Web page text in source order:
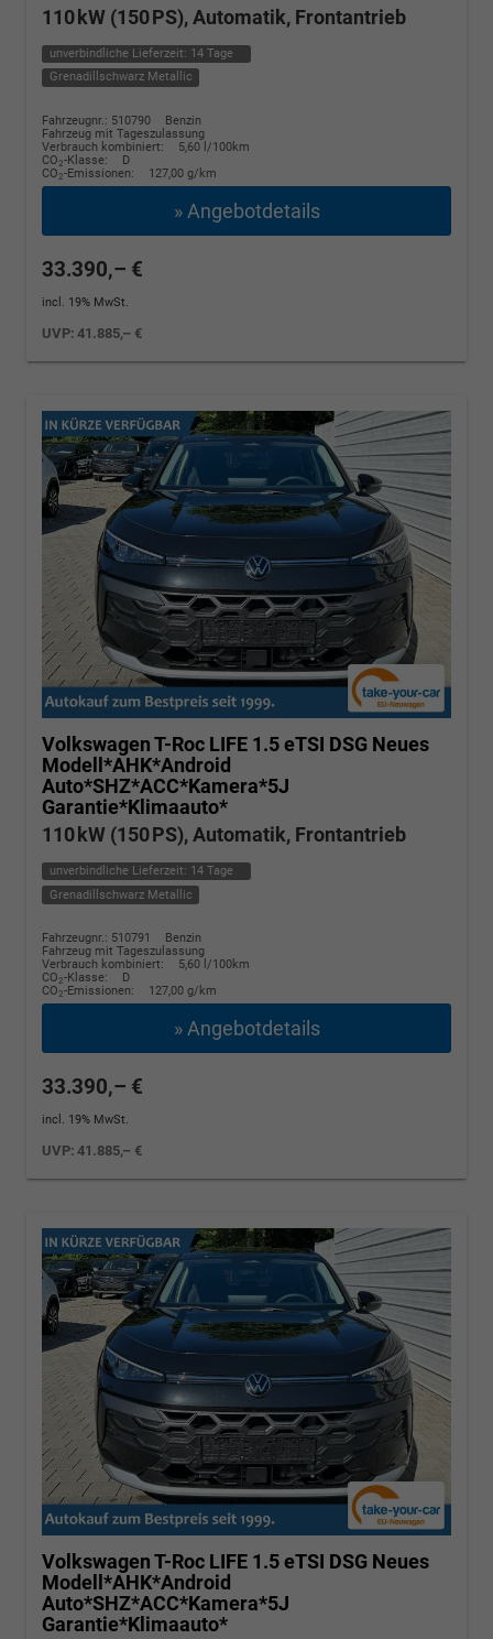
110 kW (150 PS), Automatik, Frontantrieb
unverbindliche Lieferzeit: 14 Tage
Grenadillschwarz Metallic
Fahrzeugnr.: 510790
Benzin
Fahrzeug mit Tageszulassung
Verbrauch kombiniert:
5,60 l/100km
CO2-Klasse:
D
CO2-Emissionen: 127,00 g/km
» Angebotdetails
33.390,– €
incl. 19% MwSt.
UVP:41.885,– €
Volkswagen T-Roc LIFE 1.5 eTSI DSG Neues
Modell*AHK*Android
Auto*SHZ*ACC*Kamera*5J
Garantie*Klimaauto*
110 kW (150 PS), Automatik, Frontantrieb
unverbindliche Lieferzeit: 14 Tage
Grenadillschwarz Metallic
Fahrzeugnr.: 510791
Benzin
Fahrzeug mit Tageszulassung
Verbrauch kombiniert:
5,60 l/100km
CO2-Klasse:
D
CO2-Emissionen: 127,00 g/km
» Angebotdetails
33.390,– €
incl. 19% MwSt.
UVP:41.885,– €
Volkswagen T-Roc LIFE 1.5 eTSI DSG Neues
Modell*AHK*Android
Auto*SHZ*ACC*Kamera*5J
Garantie*Klimaauto*